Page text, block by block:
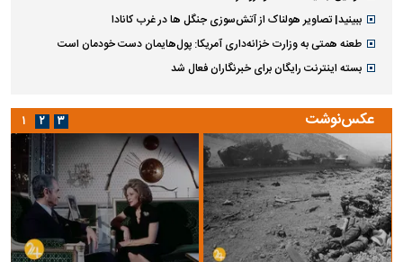
ببینید| تصاویر هولناک از آتش‌سوزی جنگل ها در غرب کانادا
طعنه همتی به وزارت خزانه‌داری آمریکا: پول‌هایمان دست خودمان است
بسته اینترنت رایگان برای خبرنگاران فعال شد
عکس‌نوشت ۱ ۲ ۳